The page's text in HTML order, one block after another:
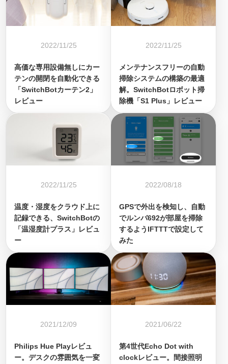
2022/11/25
高価な専用設備無しにカー
テンの開閉を自動化できる
「SwitchBotカーテン2」
レビュー
2022/11/25
メンテナンスフリーの自動
掃除システムの構築の最適
解。SwitchBotロボット掃
除機「S1 Plus」レビュー
2022/11/25
温度・湿度をクラウド上に
記録できる、SwitchBotの
「温湿度計プラス」レビュ
ー
2022/08/18
GPSで外出を検知し、自動
でルンバ692が部屋を掃除
するようIFTTTで設定して
みた
2021/12/09
Philips Hue Playレビュ
ー。デスクの雰囲気を一変
2021/06/22
第4世代Echo Dot with
clockレビュー。間接照明